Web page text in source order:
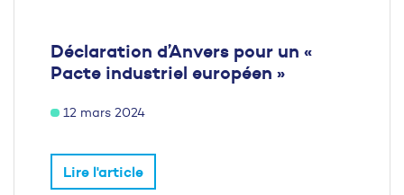
Déclaration d’Anvers pour un «
Pacte industriel européen »
12 mars 2024
Lire l'article